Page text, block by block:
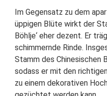
Im Gegensatz zu dem
üppigen Blüte wirkt der
Böhlje‘ eher dezent. Er
schimmernde Rinde.
Stamm des Chinesischen
sodass er mit den
zu einem dekorativen